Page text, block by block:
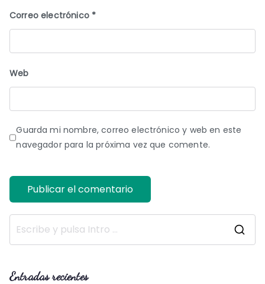
Correo electrónico *
Web
Guarda mi nombre, correo electrónico y web en este
navegador para la próxima vez que comente.
Entradas recientes